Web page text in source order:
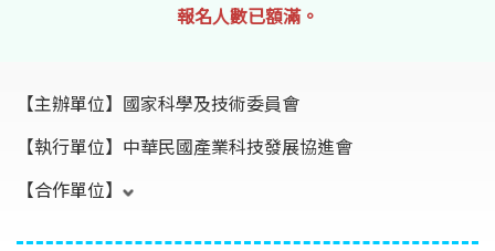
報名人數已額滿。
【主辦單位】 國家科學及技術委員會
【執行單位】 中華民國產業科技發展協進會
【合作單位】